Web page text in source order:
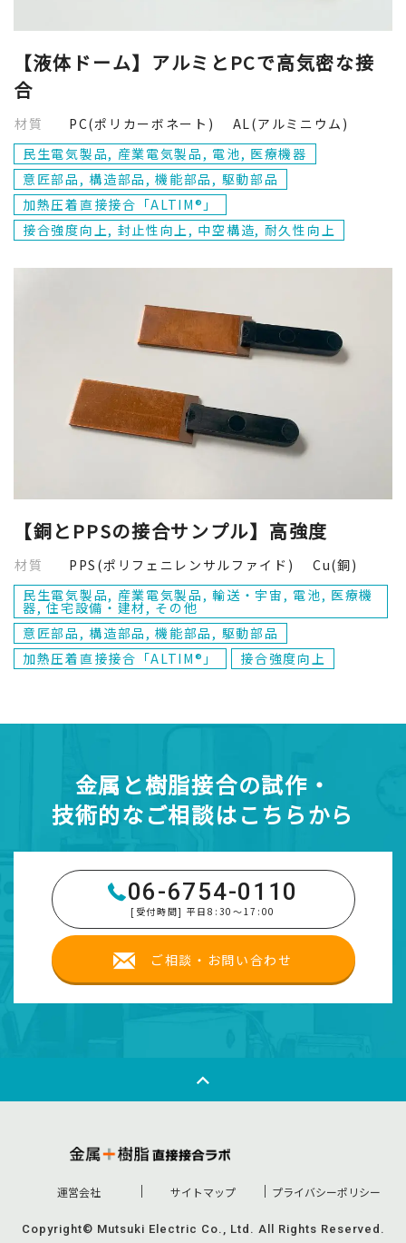
【液体ドーム】アルミとPCで高気密な接
合
材質
PC(ポリカーボネート) AL(アルミニウム)
民生電気製品, 産業電気製品, 電池, 医療機器
意匠部品, 構造部品, 機能部品, 駆動部品
加熱圧着直接接合「ALTIM®」
接合強度向上, 封止性向上, 中空構造, 耐久性向上
【銅とPPSの接合サンプル】高強度
材質
PPS(ポリフェニレンサルファイド) Cu(銅)
民生電気製品, 産業電気製品, 輸送・宇宙, 電池, 医療機
器, 住宅設備・建材, その他
意匠部品, 構造部品, 機能部品, 駆動部品
加熱圧着直接接合「ALTIM®」
接合強度向上
金属と樹脂接合の試作・
技術的なご相談はこちらから
06-6754-0110
[受付時間] 平日8:30～17:00
ご相談・お問い合わせ
運営会社 サイトマップ プライバシーポリシー
Copyright© Mutsuki Electric Co., Ltd. All Rights Reserved.